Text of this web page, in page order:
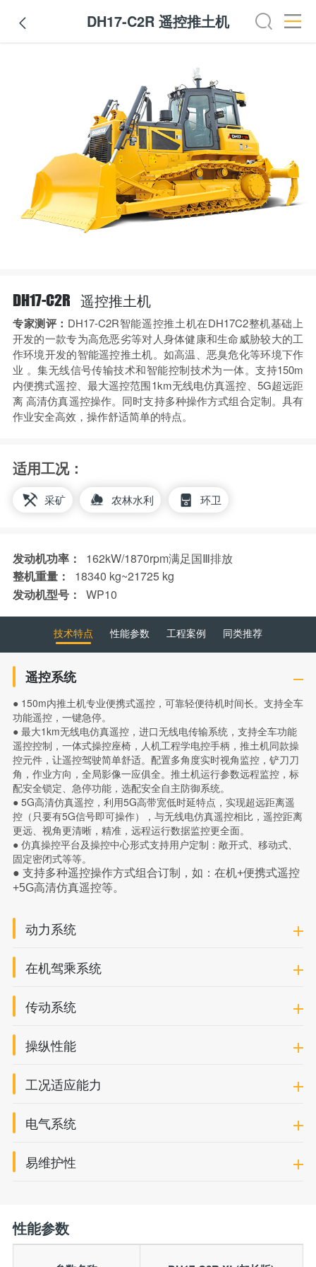
 DH17-C2R 遥控推土机
DH17-C2R 遥控推土机
专家测评： DH17-C2R智能遥控推土机在DH17C2整机基础上
开发的一款专为高危恶劣等对人身体健康和生命威胁较大的工
作环境开发的智能遥控推土机。如高温、恶臭危化等环境下作
业 。集无线信号传输技术和智能控制技术为一体。支持150m
内便携式遥控、最大遥控范围1km无线电仿真遥控、5G超远距
离 高清仿真遥控操作。同时支持多种操作方式组合定制。具有
作业安全高效，操作舒适简单的特点。
适用工况：
采矿 农林水利 环卫
发动机功率：
162kW/1870rpm满足国Ⅲ排放
整机重量：
18340 kg~21725 kg
发动机型号：
WP10
技术特点 性能参数 工程案例 同类推荐
遥控系统
● 150m内推土机专业便携式遥控，可靠轻便待机时间长。支持全车
功能遥控，一键急停。
● 最大1km无线电仿真遥控，进口无线电传输系统，支持全车功能
遥控控制，一体式操控座椅，人机工程学电控手柄，推土机同款操
控元件，让遥控驾驶简单舒适。配置多角度实时视角监控，铲刀刀
角，作业方向，全局影像一应俱全。推土机运行参数远程监控，标
配安全锁定、急停功能，选配安全自主防御系统。
● 5G高清仿真遥控，利用5G高带宽低时延特点，实现超远距离遥
控（只要有5G信号即可操作），与无线电仿真遥控相比，遥控距离
更远、视角更清晰，精准，远程运行数据监控更全面。
● 仿真操控平台及操控中心形式支持用户定制：敞开式、移动式、
固定密闭式等等。
● 支持多种遥控操作方式组合订制，如：在机+便携式遥控
+5G高清仿真遥控等。
动力系统
在机驾乘系统
传动系统
操纵性能
工况适应能力
电气系统
易维护性
性能参数